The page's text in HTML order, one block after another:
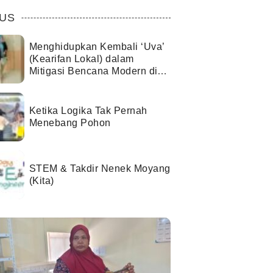
Menghidupkan Kembali ‘Uva’
(Kearifan Lokal) dalam
Mitigasi Bencana Modern di
Ketika Logika Tak Pernah
Menebang Pohon
STEM & Takdir Nenek Moyang
(Kita)